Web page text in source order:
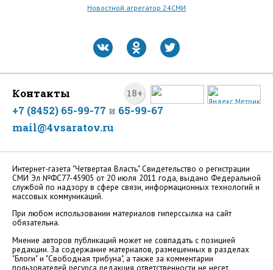
Новостной агрегатор 24СМИ
18+
Контакты
+7 (8452) 65-99-77 и 65-99-67
mail@4vsaratov.ru
Интернет-газета "Четвертая Власть" Cвидетельство о регистрации
СМИ Эл №ФС77-45905 от 20 июля 2011 года, выдано Федеральной
службой по надзору в сфере связи, информационных технологий и
массовых коммуникаций.
При любом использовании материалов гиперссылка на сайт
обязательна.
Мнение авторов публикаций может не совпадать с позицией
редакции. За содержание материалов, размещенных в разделах
"Блоги" и "Свободная трибуна", а также за комментарии
пользователей ресурса редакция ответственности не несет.